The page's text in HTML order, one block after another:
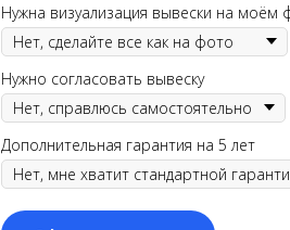
Нужна визуализация вывески на моём
Нужно согласовать вывеску
Дополнительная гарантия на 5 лет